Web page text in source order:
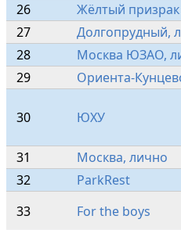
26
Жёлтый призрак
27
Долгопрудный,
28
Москва ЮЗАО,
29
Ориента-
30 ЮХУ
31
Москва, лично
32
ParkRest
33
For the boys